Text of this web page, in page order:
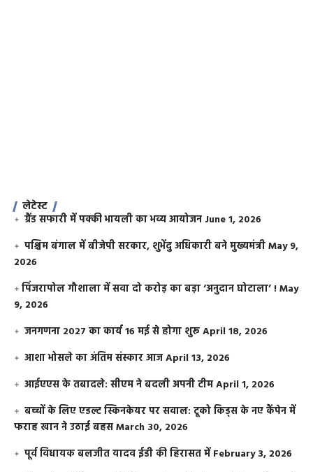
लेटेस्ट
ग्रैंड सफारी में पक्की भायली का भव्य आयोजन June 1, 2026
पश्चिम बंगाल में बीजेपी सरकार, शुभेंदु अधिकारी बने मुख्यमंत्रीMay 9,
2026
​पिंजरापोल गौशाला में सवा दो करोड़ का बड़ा ‘अनुदान घोटाला’ !May
9, 2026
जनगणना 2027 का कार्य 16 मई से होगा शुरूApril 18, 2026
आशा भोसले का अंतिम संस्कार आजApril 13, 2026
आईएएस के तबादले: सीएम ने बदली अपनी टीमApril 1, 2026
बच्चों के लिए एडल्ट स्किनकेयर पर सवाल: टूको किड्स के नए कैंपेन में
फराह खान ने उठाई बहसMarch 30, 2026
पूर्व विधायक बलजीत यादव ईडी की हिरासत में February 3, 2026